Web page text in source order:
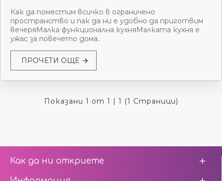
Как да поместим всичко в ограничено
пространство и пак да ни е удобно да приготвим
вечеряМалка функционална кухняМалката кухня е
ужас за повечето дома..
ПРОЧЕТИ ОЩЕ
Показани 1 от 1 | 1 (1 Страници)
Как да ни откриете